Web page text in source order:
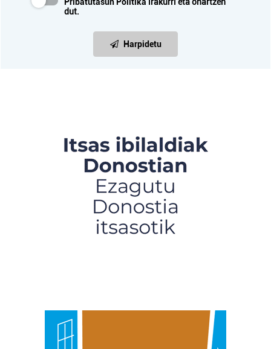
dut.
Harpidetu